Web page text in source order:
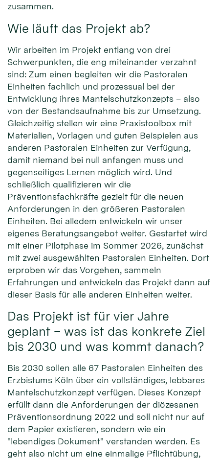
zusammen.
Wie läuft das Projekt ab?
Wir arbeiten im Projekt entlang von drei
Schwerpunkten, die eng miteinander verzahnt
sind: Zum einen begleiten wir die Pastoralen
Einheiten fachlich und prozessual bei der
Entwicklung ihres Mantelschutzkonzepts – also
von der Bestandsaufnahme bis zur Umsetzung.
Gleichzeitig stellen wir eine Praxistoolbox mit
Materialien, Vorlagen und guten Beispielen aus
anderen Pastoralen Einheiten zur Verfügung,
damit niemand bei null anfangen muss und
gegenseitiges Lernen möglich wird. Und
schließlich qualifizieren wir die
Präventionsfachkräfte gezielt für die neuen
Anforderungen in den größeren Pastoralen
Einheiten. Bei alledem entwickeln wir unser
eigenes Beratungsangebot weiter. Gestartet wird
mit einer Pilotphase im Sommer 2026, zunächst
mit zwei ausgewählten Pastoralen Einheiten. Dort
erproben wir das Vorgehen, sammeln
Erfahrungen und entwickeln das Projekt dann auf
dieser Basis für alle anderen Einheiten weiter.
Das Projekt ist für vier Jahre
geplant – was ist das konkrete Ziel
bis 2030 und was kommt danach?
Bis 2030 sollen alle 67 Pastoralen Einheiten des
Erzbistums Köln über ein vollständiges, lebbares
Mantelschutzkonzept verfügen. Dieses Konzept
erfüllt dann die Anforderungen der diözesanen
Präventionsordnung 2022 und soll nicht nur auf
dem Papier existieren, sondern wie ein
"lebendiges Dokument" verstanden werden. Es
geht also nicht um eine einmalige Pflichtübung,